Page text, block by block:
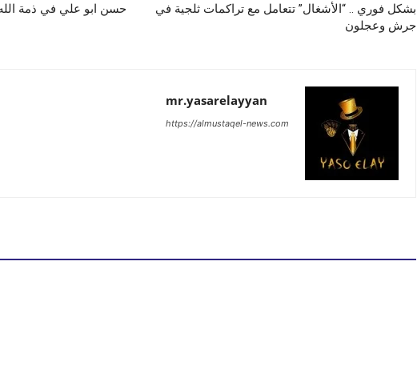
حسن ابو علي في ذمة
بشكل فوري .. “الأشغال” تتعامل مع تراكمات ثلجية في
جرش وعجلون
mr.yasarelayyan
https://almustaqel-news.com